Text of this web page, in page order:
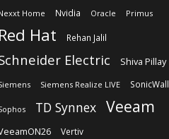
Home Nvidia Oracle Primus
Red Hat Rehan Jalil
Electric Shiva Pillay
Siemens Realize LIVE SonicWall
TD Synnex Veeam
Vertiv